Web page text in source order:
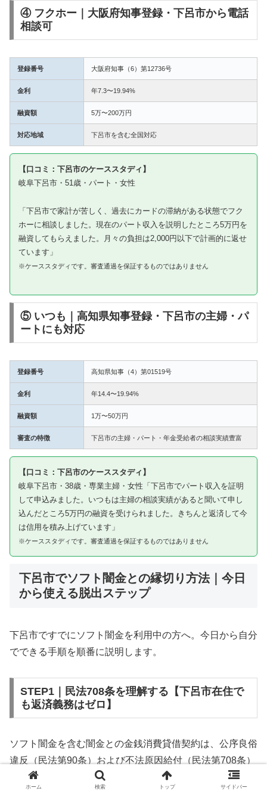
④ フクホー｜大阪府知事登録・下呂市から電話
相談可
登録番号 大阪府知事（6）第12736号
金利 年7.3〜19.94%
融資額 5万〜200万円
対応地域 下呂市を含む全国対応
【口コミ：下呂市のケーススタディ】
岐阜下呂市・51歳・パート・女性
「下呂市で家計が苦しく、過去にカードの滞納がある状態でフク
ホーに相談しました。現在のパート収入を説明したところ5万円を
融資してもらえました。月々の負担は2,000円以下で計画的に返せ
ています」
※ケーススタディです。審査通過を保証するものではありません
⑤ いつも｜高知県知事登録・下呂市の主婦・パ
ートにも対応
登録番号 高知県知事（4）第01519号
金利 年14.4〜19.94%
融資額 1万〜50万円
審査の特徴 下呂市の主婦・パート・年金受給者の相談実績豊富
【口コミ：下呂市のケーススタディ】
岐阜下呂市・38歳・専業主婦・女性「下呂市でパート収入を証明
して申込みました。いつもは主婦の相談実績があると聞いて申し
込んだところ5万円の融資を受けられました。きちんと返済して今
は信用を積み上げています」
※ケーススタディです。審査通過を保証するものではありません
下呂市でソフト闇金との縁切り方法｜今日
から使える脱出ステップ
下呂市ですでにソフト闇金を利用中の方へ。今日から自分
でできる手順を順番に説明します。
STEP1｜民法708条を理解する【下呂市在住で
も返済義務はゼロ】
ソフト闇金を含む闇金との金銭消費貸借契約は、公序良俗
違反（民法第90条）および不法原因給付（民法第708条）
に該当するため、法的には無効です。下呂市在住であって
ホーム 検索 トップ サイドバー